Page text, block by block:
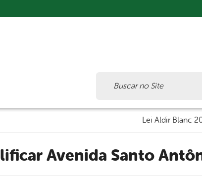
Lei Aldir Blanc
Avenida Santo